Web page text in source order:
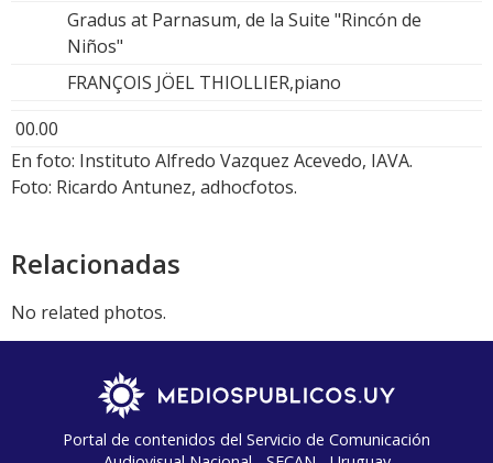
Gradus at Parnasum, de la Suite "Rincón de
Niños"
FRANÇOIS JÖEL THIOLLIER,piano
00.00
En foto: Instituto Alfredo Vazquez Acevedo, IAVA.
Foto: Ricardo Antunez, adhocfotos.
Relacionadas
No related photos.
Portal de contenidos del Servicio de Comunicación